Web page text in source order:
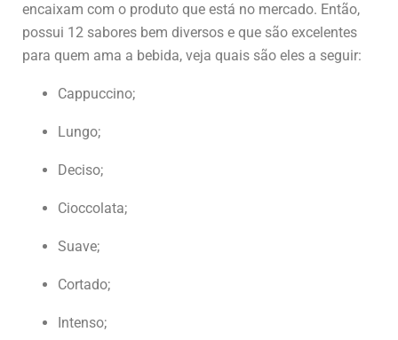
encaixam com o produto que está no mercado. Então,
possui 12 sabores bem diversos e que são excelentes
para quem ama a bebida, veja quais são eles a seguir:
Cappuccino;
Lungo;
Deciso;
Cioccolata;
Suave;
Cortado;
Intenso;